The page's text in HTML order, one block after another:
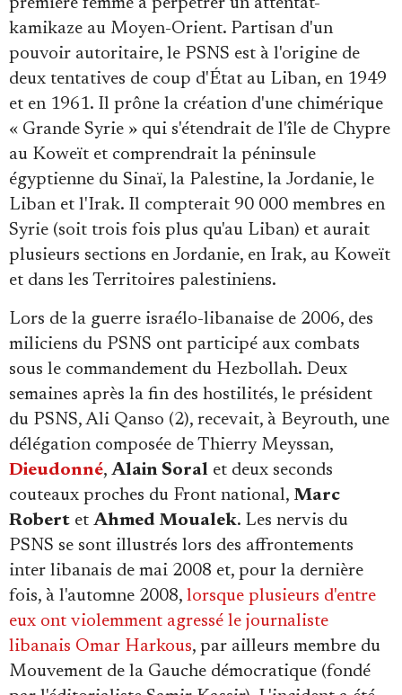
première femme à perpétrer un attentat-
kamikaze au Moyen-Orient. Partisan d'un
pouvoir autoritaire, le PSNS est à l'origine de
deux tentatives de coup d'État au Liban, en 1949
et en 1961. Il prône la création d'une chimérique
« Grande Syrie » qui s'étendrait de l'île de Chypre
au Koweït et comprendrait la péninsule
égyptienne du Sinaï, la Palestine, la Jordanie, le
Liban et l'Irak. Il compterait 90 000 membres en
Syrie (soit trois fois plus qu'au Liban) et aurait
plusieurs sections en Jordanie, en Irak, au Koweït
et dans les Territoires palestiniens.
Lors de la guerre israélo-libanaise de 2006, des
miliciens du PSNS ont participé aux combats
sous le commandement du Hezbollah. Deux
semaines après la fin des hostilités, le président
du PSNS, Ali Qanso (2), recevait, à Beyrouth, une
délégation composée de Thierry Meyssan,
Dieudonné, Alain Soral et deux seconds
couteaux proches du Front national, Marc
Robert et Ahmed Moualek. Les nervis du
PSNS se sont illustrés lors des affrontements
inter libanais de mai 2008 et, pour la dernière
fois, à l'automne 2008, lorsque plusieurs d'entre
eux ont violemment agressé le journaliste
libanais Omar Harkous, par ailleurs membre du
Mouvement de la Gauche démocratique (fondé